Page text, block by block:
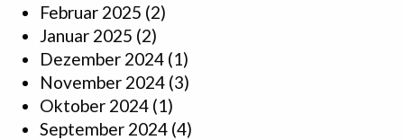
Februar 2025 (2)
Januar 2025 (2)
Dezember 2024 (1)
November 2024 (3)
Oktober 2024 (1)
September 2024 (4)